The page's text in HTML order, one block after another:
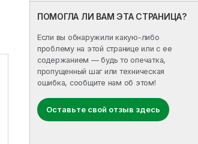
ПОМОГЛА ЛИ ВАМ ЭТА СТРАНИЦА?
Если вы обнаружили какую-либо
проблему на этой странице или с ее
содержанием — будь то опечатка,
пропущенный шаг или техническая
ошибка, сообщите нам об этом!
Оставьте свой отзыв здесь